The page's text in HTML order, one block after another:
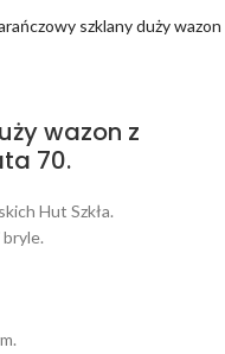
szklany duży wazon
wazon z
70.
Hut Szkła.